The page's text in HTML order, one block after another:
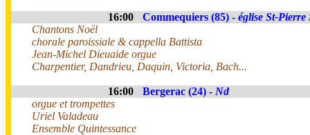
16:00 Commequiers (85) - église St-Pierre
Chantons Noël
chorale paroissiale & cappella Battista
Jean-Michel Dieuaide orgue
Charpentier, Dandrieu, Daquin, Victoria, Bach...
16:00 Bergerac (24) - Nd
orgue et trompettes
Uriel Valadeau
Ensemble Quintessance